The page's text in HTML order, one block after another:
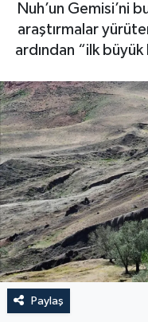
Nuh’un Gemisi’ni
araştırmalar
ardından “ilk büyük
Paylaş